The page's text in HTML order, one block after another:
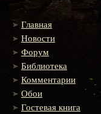
Главная
Новости
Форум
Библиотека
Комментарии
Обои
Гостевая книга